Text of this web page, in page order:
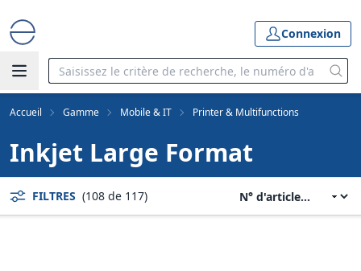
Connexion
Accueil Gamme Mobile & IT Printer & Multifunctions
Inkjet Large Format
FILTRES (108 de 117)